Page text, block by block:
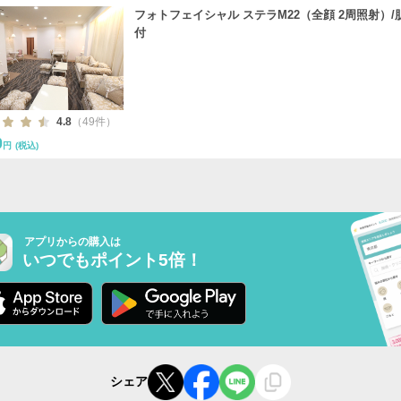
フォトフェイシャル ステラM22（全顔 2周照射）/
付
4.8 （49件）
円 (税込)
アプリからの購入は
いつでもポイント5倍！
シェア